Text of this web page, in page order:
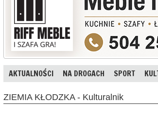
AKTUALNOŚCI NA DROGACH SPORT
ZIEMIA KŁODZKA - Kulturalnik